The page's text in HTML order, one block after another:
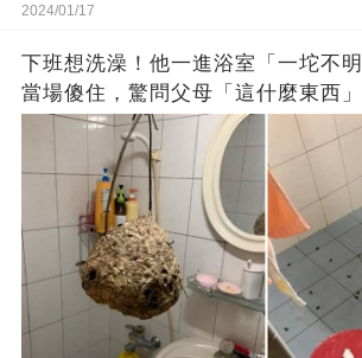
2024/01/17
下班想洗澡！他一進浴室「一坨不明
當場傻住，驚問父母「這什麼東西
生的嗎？